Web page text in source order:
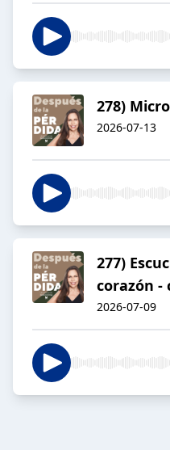
278)
2026-07-13
277)
corazón -
2026-07-09